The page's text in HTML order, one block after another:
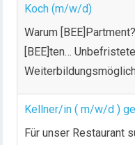
Koch (m/w/d)
Warum
[BEE]ten…
Kellner/in ( m/w/d )
Für unser Restaurant